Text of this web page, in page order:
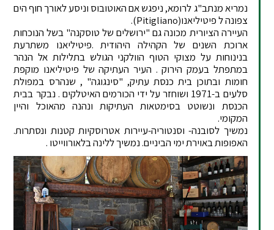
נמריא מנתב"ג לרומא, ניפגש אם האוטובוס וניסע לאורך חוף הים
צפונה ל פיטיליאנו(Pitigliano).
העיירה הציורית מכונה גם "ירושלים של טוסקנה" בשל הנוכחות
ארוכת השנים של הקהילה היהודית .פיטיליאנו משתרעת
בנינוחות על מצוקי הטוף הוולקני הגולש בתלילות אל הנהר
במתפתל בעמק הירוק . העיר העתיקה של פיטיליאנו מוקפת
חומות ובתוכן בית כנסת עתיק, "סינגוגה" , שנהרס במפולת
סלעים ב-1971 ושוחזר על ידי הכורמים האיטלקים . נבקר בבית
הכנסת ונשוטט בסימטאות העתיקות ונהנה מהאוכל והיין
המקומי.
נמשיך לסובנה- וסנטוריה-עיירות אטרוסקיות קטנות ונסתרות.
האפופות באוירת ימי הביניים. נמשיך ללינה בלאורווייטו .